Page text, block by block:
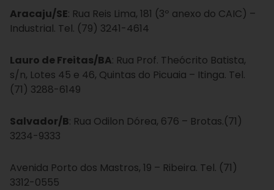
Aracaju/SE: Rua Reis Lima, 181 (3º anexo do CAIC) –
Industrial. Tel. (79) 3241-4614
Lauro de Freitas/BA: Rua Prof. Theócrito Batista,
s/n, Lotes 45 e 46, Quintas do Picuaia – Itinga. Tel.
(71) 3288-6149
Salvador/B: Rua Odilon Dórea, 676 – Brotas.(71)
3234-9333
Avenida Porto dos Mastros, 19 – Ribeira. Tel. (71)
3312-0555